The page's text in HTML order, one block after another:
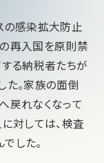
の感染拡大防止
再入国を原則禁
する納税者たちが
た。家族の面倒
戻れなくなって
対しては、検査
した。